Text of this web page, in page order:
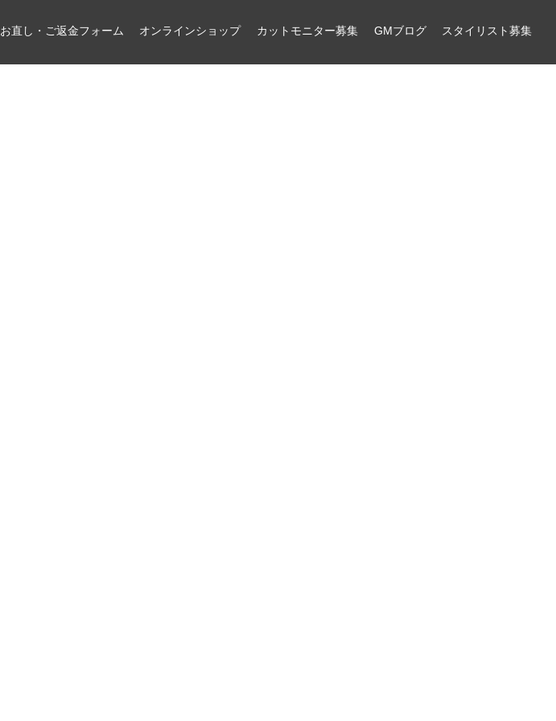
お直し・ご返金フォーム オンラインショップ カットモニター募集 GMブログ スタイリスト募集